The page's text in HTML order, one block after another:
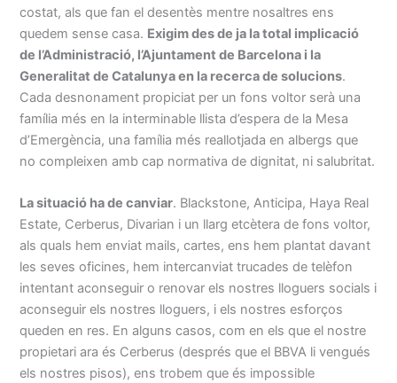
costat, als que fan el desentès mentre nosaltres ens
quedem sense casa. Exigim des de ja la total implicació
de l’Administració, l’Ajuntament de Barcelona i la
Generalitat de Catalunya en la recerca de solucions.
Cada desnonament propiciat per un fons voltor serà una
família més en la interminable llista d’espera de la Mesa
d’Emergència, una família més reallotjada en albergs que
no compleixen amb cap normativa de dignitat, ni salubritat.
La situació ha de canviar. Blackstone, Anticipa, Haya Real
Estate, Cerberus, Divarian i un llarg etcètera de fons voltor,
als quals hem enviat mails, cartes, ens hem plantat davant
les seves oficines, hem intercanviat trucades de telèfon
intentant aconseguir o renovar els nostres lloguers socials i
aconseguir els nostres lloguers, i els nostres esforços
queden en res. En alguns casos, com en els que el nostre
propietari ara és Cerberus (després que el BBVA li vengués
els nostres pisos), ens trobem que és impossible